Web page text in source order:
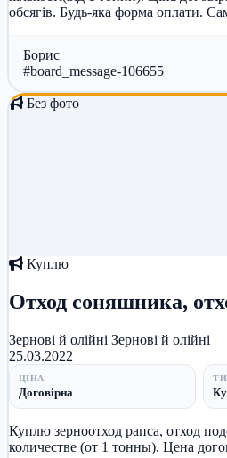
обсягів. Будь-яка форма оплати.
Борис
#board_message-106655
Без фото
Куплю
Отход соняшника,
Зернові й олійні Зернові й олійні
25.03.2022
ЦІНА
Договірна
Куплю зерноотход рапса, отход
количестве (от 1 тонны). Цена